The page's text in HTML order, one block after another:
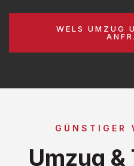
WELS UMZUG
GÜNSTIGER
Umzug